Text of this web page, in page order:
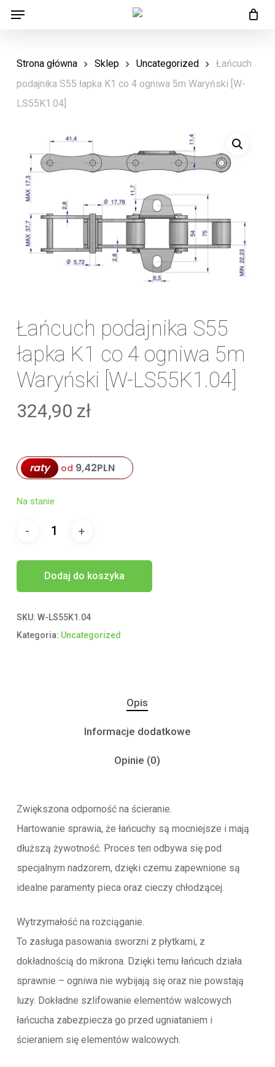
Skip
content
Menu
Strona główna Sklep Uncategorized
Łańcuch
podajnika S55 łapka K1 co 4 ogniwa 5m Waryński [W-
LS55K1.04]
Łańcuch podajnika S55
łapka K1 co 4 ogniwa 5m
Waryński [W-LS55K1.04]
324,90 zł
raty od 9,42PLN
Na stanie
Dodaj do koszyka
SKU: W-LS55K1.04
Kategoria: Uncategorized
Opis
Informacje dodatkowe
Opinie (0)
Zwiększona odporność na ścieranie.
Hartowanie sprawia, że łańcuchy są mocniejsze i mają
dłuższą żywotność. Proces ten odbywa się pod
specjalnym nadzorem, dzięki czemu zapewnione są
idealne paramenty pieca oraz cieczy chłodzącej.
Wytrzymałość na rozciąganie.
To zasługa pasowania sworzni z płytkami, z
dokładnością do mikrona. Dzięki temu łańcuch działa
sprawnie – ogniwa nie wybijają się oraz nie powstają
luzy. Dokładne szlifowanie elementów walcowych
łańcucha zabezpiecza go przed ugniataniem i
ścieraniem się elementów walcowych.
Menu